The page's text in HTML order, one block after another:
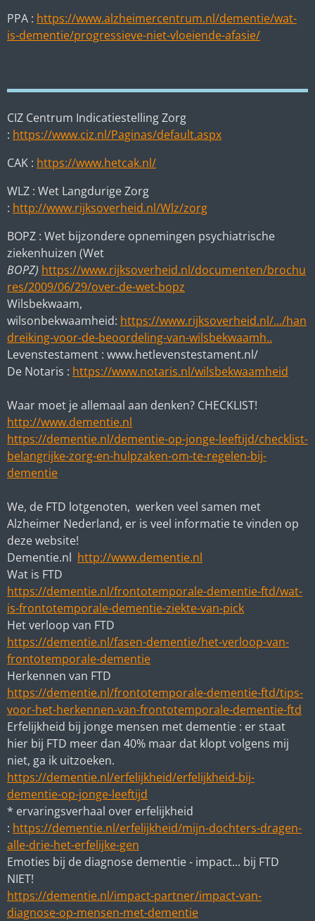
PPA : https://www.alzheimercentrum.nl/dementie/wat-
is-dementie/progressieve-niet-vloeiende-afasie/
CIZ Centrum Indicatiestelling Zorg
: https://www.ciz.nl/Paginas/default.aspx
CAK : https://www.hetcak.nl/
WLZ : Wet Langdurige Zorg
: ‎ http://www.rijksoverheid.nl/Wlz/zorg‎
BOPZ : Wet bijzondere opnemingen psychiatrische
ziekenhuizen (Wet
BOPZ) https://www.rijksoverheid.nl/documenten/brochu
res/2009/06/29/over-de-wet-bopz
Wilsbekwaam,
wilsonbekwaamheid: https://www.rijksoverheid.nl/.../han
dreiking-voor-de-beoordeling-van-wilsbekwaamh..
Levenstestament : www.hetlevenstestament.nl/
De Notaris : https://www.notaris.nl/wilsbekwaamheid
Waar moet je allemaal aan denken? CHECKLIST!
http://www.dementie.nl
https://dementie.nl/dementie-op-jonge-leeftijd/checklist-
belangrijke-zorg-en-hulpzaken-om-te-regelen-bij-
dementie
We, de FTD lotgenoten, werken veel samen met
Alzheimer Nederland, er is veel informatie te vinden op
deze website!
Dementie.nl http://www.dementie.nl
Wat is FTD
https://dementie.nl/frontotemporale-dementie-ftd/wat-
is-frontotemporale-dementie-ziekte-van-pick
Het verloop van FTD
https://dementie.nl/fasen-dementie/het-verloop-van-
frontotemporale-dementie
Herkennen van FTD
https://dementie.nl/frontotemporale-dementie-ftd/tips-
voor-het-herkennen-van-frontotemporale-dementie-ftd
Erfelijkheid bij jonge mensen met dementie : er staat
hier bij FTD meer dan 40% maar dat klopt volgens mij
niet, ga ik uitzoeken.
https://dementie.nl/erfelijkheid/erfelijkheid-bij-
dementie-op-jonge-leeftijd
* ervaringsverhaal over erfelijkheid
: https://dementie.nl/erfelijkheid/mijn-dochters-dragen-
alle-drie-het-erfelijke-gen
Emoties bij de diagnose dementie - impact... bij FTD
NIET!
https://dementie.nl/impact-partner/impact-van-
diagnose-op-mensen-met-dementie